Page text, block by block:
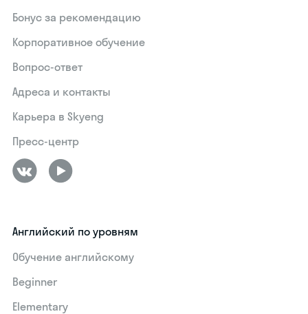
Бонус за рекомендацию
Корпоративное обучение
Вопрос-ответ
Адреса и контакты
Карьера в Skyeng
Пресс-центр
Английский по уровням
Обучение английскому
Beginner
Elementary